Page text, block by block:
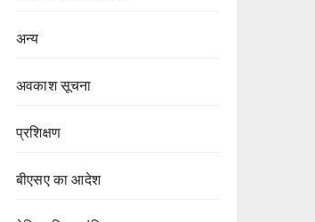
अन्य
अवकाश सूचना
प्रशिक्षण
बीएसए का आदेश